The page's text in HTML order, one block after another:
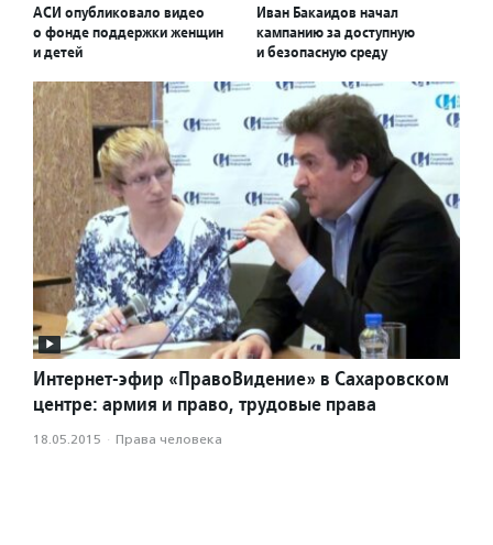
АСИ опубликовало видео
о фонде поддержки женщин
и детей
Иван Бакаидов начал
кампанию за доступную
и безопасную среду
Интернет-эфир «ПравоВидение» в Сахаровском
центре: армия и право, трудовые права
18.05.2015 · Права человека